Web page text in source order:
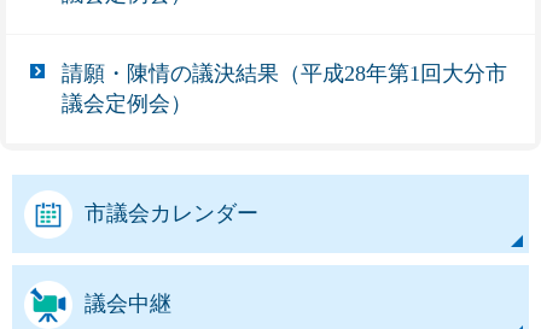
請願・陳情の議決結果（平成28年第1回大分市
議会定例会）
市議会カレンダー
議会中継